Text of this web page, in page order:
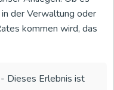
der Verwaltung oder
kommen wird, das
- Dieses Erlebnis ist